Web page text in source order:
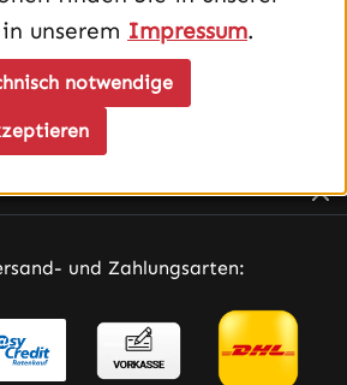
und Zahlungsarten:
unserem Impressum.
notwendige